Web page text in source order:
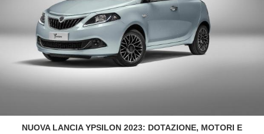
NUOVA LANCIA YPSILON 2023: DOTAZIONE, MOTORI E